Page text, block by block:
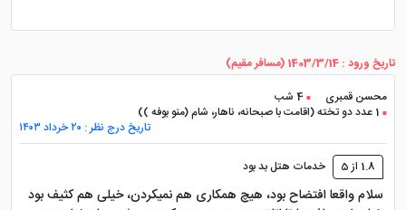
تاریخ ورود : 1403/3/14 (مسافر مقیم)
محسن قمبری
4 شب
1 عدد دو تخته (اقامت با صبحانه، ناهار، شام (منو بوفه ))
تاریخ درج نظر : ۲۰ خرداد ۱۴۰۳
1.8 از 5 خدمات هتل بد بود
سلام واقعا افتضاح بود، هیچ همکاری هم نمیکردن، خیلی هم کثیف بود